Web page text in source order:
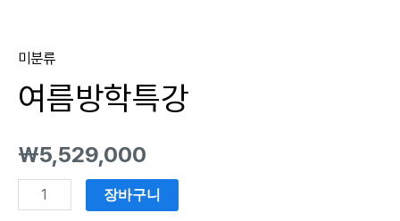
미분류
여름방학특강
₩5,529,000
장바구니